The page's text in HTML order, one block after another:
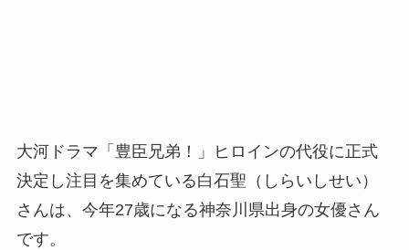
大河ドラマ「豊臣兄弟！」ヒロインの代役に正式
決定し注目を集めている白石聖（しらいしせい）
さんは、今年27歳になる神奈川県出身の女優さん
です。